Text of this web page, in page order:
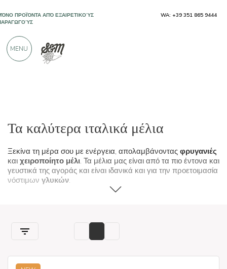
Τα καλύτερα ιταλικά μέλια
Ξεκίνα τη μέρα σου με ενέργεια, απολαμβάνοντας φρυγανιές
και χειροποίητο μέλι. Τα μέλια μας είναι από τα πιο έντονα και
γευστικά της αγοράς και είναι ιδανικά και για την προετοιμασία
νόστιμων γλυκών.
ΠΡΟΪΌΝΤΑ ΑΠΌ ΕΞΑΙΡΕΤΙΚΟΎΣ
ΑΠΌ 900 ΘΕΤΙΚΈΣ ΚΡΙΤΙΚΈΣ
WA: +39 351 865 9444
MENU